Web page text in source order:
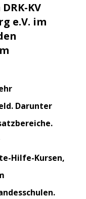
KV
e.V. im
Darunter
Hilfe-Kursen,